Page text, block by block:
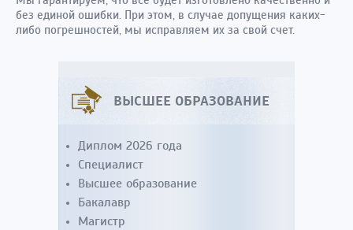
без единой ошибки. При этом, в случае допущения каких-
либо погрешностей, мы исправляем их за свой счет.
ВЫСШЕЕ ОБРАЗОВАНИЕ
Диплом 2026 года
Специалист
Высшее образование
Бакалавр
Магистр